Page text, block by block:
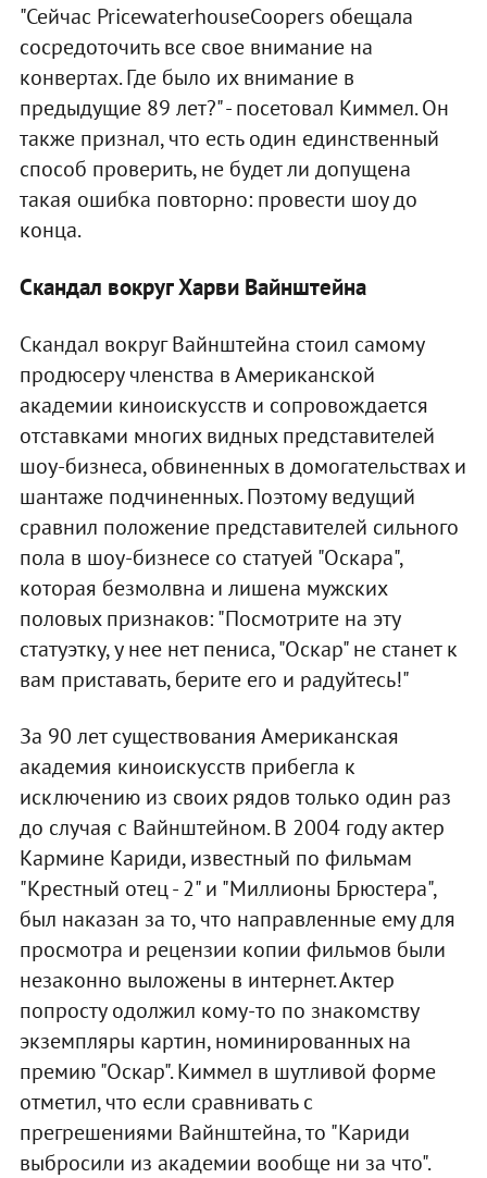
"Сейчас PricewaterhouseCoopers обещала
сосредоточить все свое внимание на
конвертах. Где было их внимание в
предыдущие 89 лет?" - посетовал Киммел. Он
также признал, что есть один единственный
способ проверить, не будет ли допущена
такая ошибка повторно: провести шоу до
конца.
Скандал вокруг Харви Вайнштейна
Скандал вокруг Вайнштейна стоил самому
продюсеру членства в Американской
академии киноискусств и сопровождается
отставками многих видных представителей
шоу-бизнеса, обвиненных в домогательствах и
шантаже подчиненных. Поэтому ведущий
сравнил положение представителей сильного
пола в шоу-бизнесе со статуей "Оскара",
которая безмолвна и лишена мужских
половых признаков: "Посмотрите на эту
статуэтку, у нее нет пениса, "Оскар" не станет к
вам приставать, берите его и радуйтесь!"
За 90 лет существования Американская
академия киноискусств прибегла к
исключению из своих рядов только один раз
до случая с Вайнштейном. В 2004 году актер
Кармине Кариди, известный по фильмам
"Крестный отец - 2" и "Миллионы Брюстера",
был наказан за то, что направленные ему для
просмотра и рецензии копии фильмов были
незаконно выложены в интернет. Актер
попросту одолжил кому-то по знакомству
экземпляры картин, номинированных на
премию "Оскар". Киммел в шутливой форме
отметил, что если сравнивать с
прегрешениями Вайнштейна, то "Кариди
выбросили из академии вообще ни за что".